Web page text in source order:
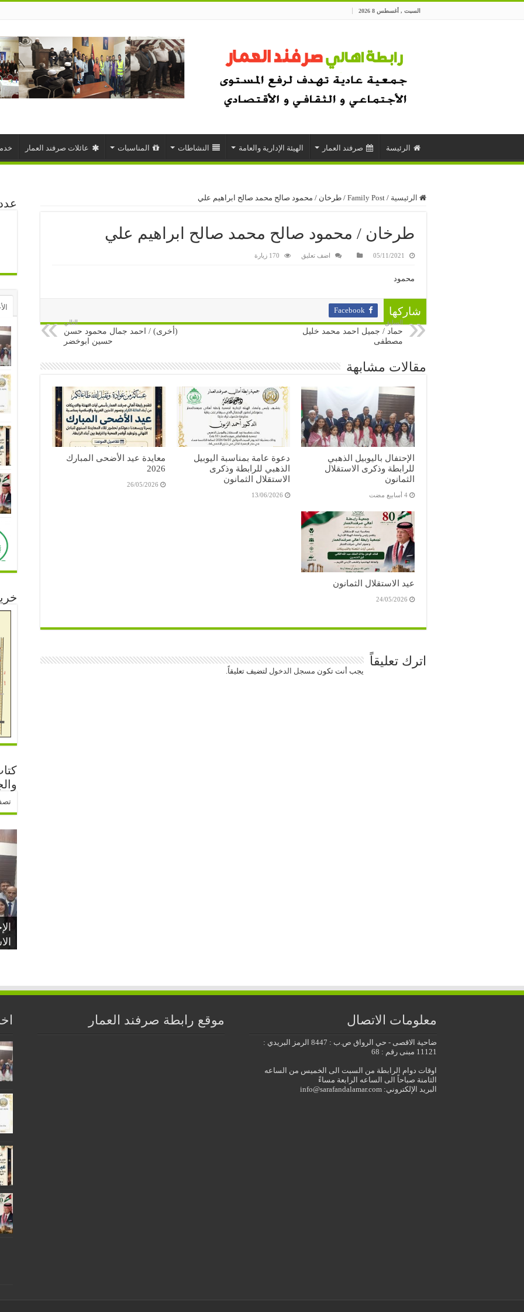
السبت , أغسطس 8 2026
الرئيسة صرفند العمار الهيئة الإدارية والعامة النشاطات المناسبات عائلات صرفند العمار
الرئيسية /
Family Post
/ طرخان / محمود صالح محمد صالح ابراهيم علي
طرخان / محمود صالح محمد صالح ابراهيم علي
05/11/2021 اضف تعليق 170 زيارة
محمود
شاركها Facebook
السابق
حماد / جميل احمد محمد خليل
مصطفى
التالي
(أخرى) / احمد جمال محمود حسن
حسين ابوخضر
مقالات مشابهة
الإحتفال باليوبيل الذهبي
للرابطة وذكرى الاستقلال
الثمانون
دعوة عامة بمناسبة اليوبيل
الذهبي للرابطة وذكرى
الاستقلال الثمانون
13/06/2026
معايدة عيد الأضحى المبارك
2026
26/05/2026
عيد الاستقلال الثمانون
24/05/2026
اترك تعليقاً
يجب أنت تكون مسجل الدخول لتضيف تعليقاً.
معلومات الاتصال
ضاحية الاقصى - حي الرواق ص.ب : 8447 الرمز البريدي :
11121 مبنى رقم : 68
اوقات دوام الرابطة من السبت الى الخميس من الساعه
الثامنة صباحاً الى الساعه الرابعة مساءً
البريد الإلكتروني: info@sarafandalamar.com
موقع رابطة صرفند العمار